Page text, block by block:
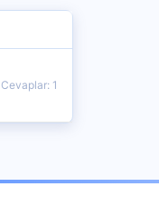
Cevaplar: 1